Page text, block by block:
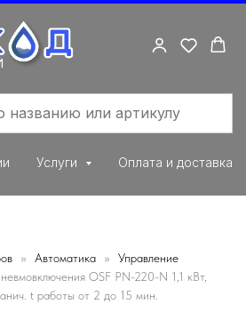
Услуги Оплата и доставка
Автоматика
Управление
OSF PN-220-N 1,1 кВт,
t работы от 2 до 15 мин.